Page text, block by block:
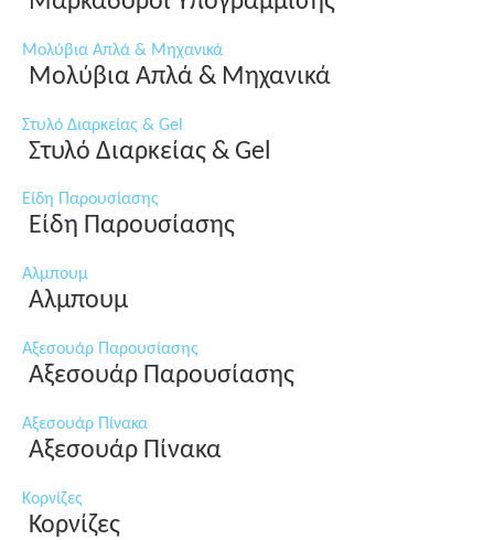
Μολύβια Απλά & Μηχανικά
Μολύβια Απλά & Μηχανικά
Στυλό Διαρκείας & Gel
Στυλό Διαρκείας & Gel
Είδη Παρουσίασης
Είδη Παρουσίασης
Αλμπουμ
Αλμπουμ
Αξεσουάρ Παρουσίασης
Αξεσουάρ Παρουσίασης
Αξεσουάρ Πίνακα
Αξεσουάρ Πίνακα
Κορνίζες
Κορνίζες